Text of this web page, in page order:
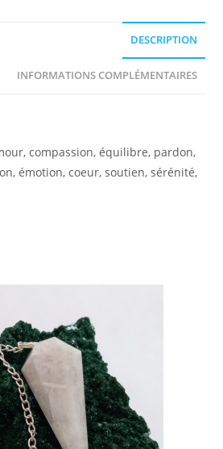
DESCRIPTION
INFORMATIONS COMPLÉMENTAIRES
compassion, équilibre, pardon,
émotion, coeur, soutien, sérénité,